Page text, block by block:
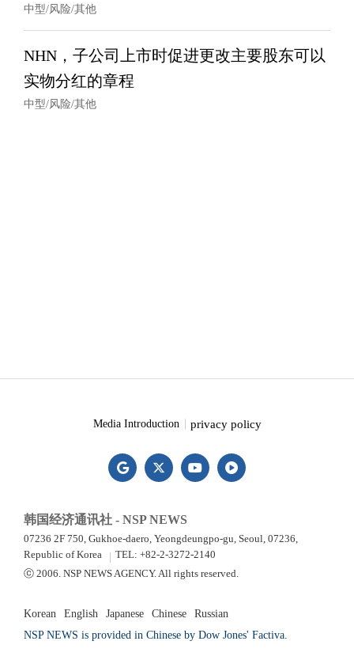
中型/风险/其他
NHN，子公司上市时促进更改主要股东可以
实物分红的章程
中型/风险/其他
Media Introduction privacy policy
韩国经济通讯社 - NSP NEWS
07236 2F 750, Gukhoe-daero, Yeongdeungpo-gu, Seoul, 07236,
Republic of Korea
TEL: +82-2-3272-2140
ⓒ 2006. NSP NEWS AGENCY. All rights reserved.
Korean English Japanese Chinese
Russian
NSP NEWS is provided in Chinese by Dow Jones' Factiva.